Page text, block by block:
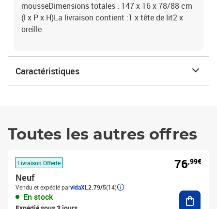
mousseDimensions totales : 147 x 16 x 78/88 cm
(l x P x H)La livraison contient :1 x tête de lit2 x
oreille
Caractéristiques
Toutes les autres offres
Livraison Offerte
Neuf
Vendu et expédié parvidaXL 2.79/5(14)
En stock
76,99€